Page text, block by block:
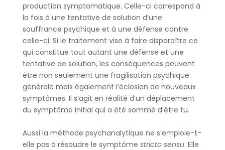
production symptomatique. Celle-ci correspond à
la fois à une tentative de solution d’une
souffrance psychique et à une défense contre
celle-ci. Si le traitement vise à faire disparaître ce
qui constitue tout autant une défense et une
tentative de solution, les conséquences peuvent
être non seulement une fragilisation psychique
générale mais également l’éclosion de nouveaux
symptômes. Il s’agit en réalité d’un déplacement
du symptôme initial qui a été sommé d’être tu.
Aussi la méthode psychanalytique ne s’emploie-t-
elle pas à résoudre le symptôme stricto sensu. Elle